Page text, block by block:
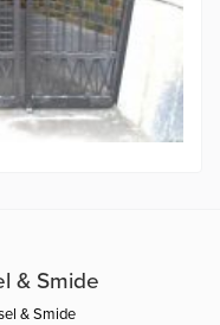
& Smide
& Smide